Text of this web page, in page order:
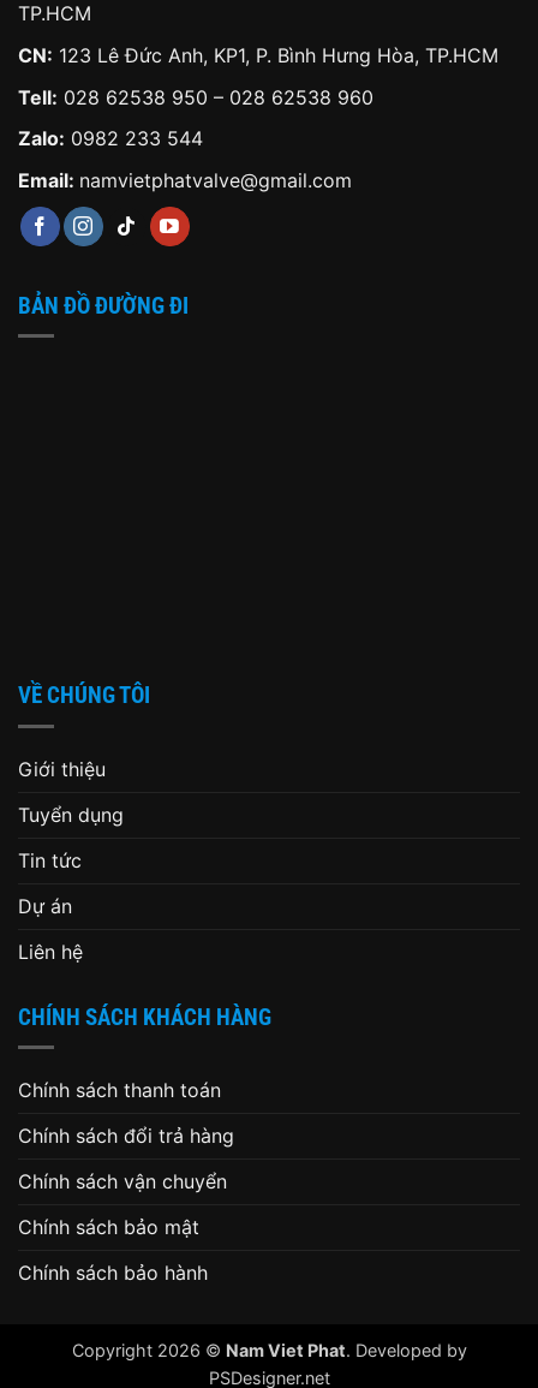
TP.HCM
CN: 123 Lê Đức Anh, KP1, P. Bình Hưng Hòa, TP.HCM
Tell: 028 62538 950 – 028 62538 960
Zalo: 0982 233 544
Email: namvietphatvalve@gmail.com
BẢN ĐỒ ĐƯỜNG ĐI
VỀ CHÚNG TÔI
Giới thiệu
Tuyển dụng
Tin tức
Dự án
Liên hệ
CHÍNH SÁCH KHÁCH HÀNG
Chính sách thanh toán
Chính sách đổi trả hàng
Chính sách vận chuyển
Chính sách bảo mật
Chính sách bảo hành
Copyright 2026 © Nam Viet Phat. Developed by
PSDesigner.net